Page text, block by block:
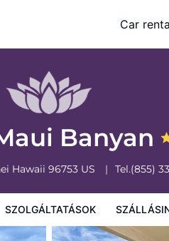
Car
Banyan
Hawaii 96753 US Tel.(855)
SZOLGÁLTATÁSOK
A szálláshely szabályzata